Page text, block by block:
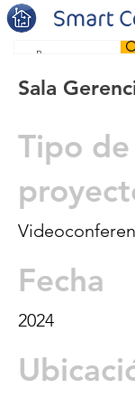
Sala
Tipo de
Fecha
2024